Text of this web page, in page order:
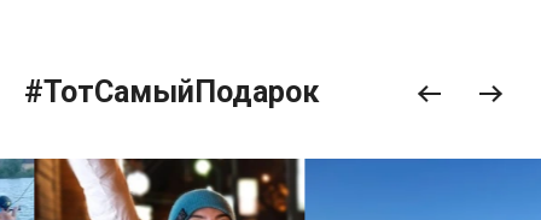
#ТотСамыйПодарок